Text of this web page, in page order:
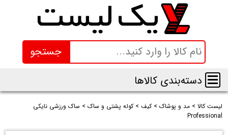
جستجو
دسته‌بندی کالاها
لیست کالا >مد و پوشاک >کیف >کوله پشتی و ساک > ساک ورزشی نایکی
Professional